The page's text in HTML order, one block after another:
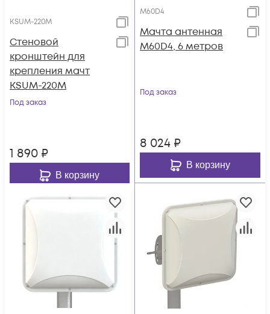
KSUM-220M
Стеновой
кронштейн для
крепления мачт
KSUM-220M
Под заказ
1 890 ₽
В корзину
M60D4
Мачта антенная
M60D4, 6 метров
Под заказ
8 024 ₽
В корзину